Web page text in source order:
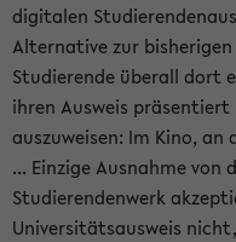
digitalen
Alternative zur
Studierende überall dort
ihren Ausweis
auszuweisen: Im Kino, an
... Einzige Ausnahme von
Studierendenwerk
Universitätsausweis